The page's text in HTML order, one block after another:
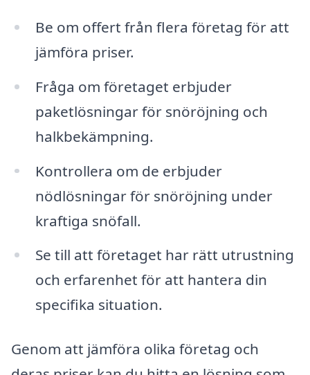
Be om offert från flera företag för att
jämföra priser.
Fråga om företaget erbjuder
paketlösningar för snöröjning och
halkbekämpning.
Kontrollera om de erbjuder
nödlösningar för snöröjning under
kraftiga snöfall.
Se till att företaget har rätt utrustning
och erfarenhet för att hantera din
specifika situation.
Genom att jämföra olika företag och